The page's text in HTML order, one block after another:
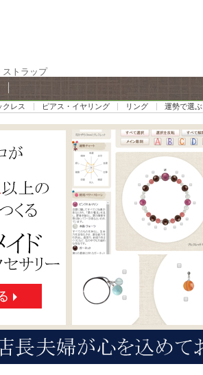
ストラップ
クレス ピアス・イヤリング リング 運勢で選ぶ